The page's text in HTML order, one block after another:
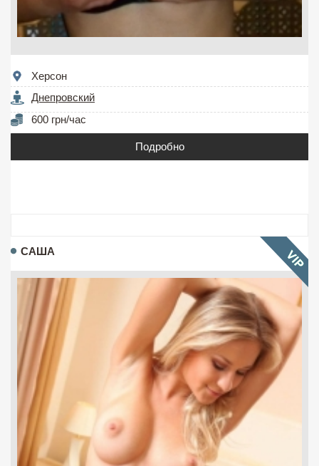
Херсон
Днепровский
600 грн/час
Подробно
САША